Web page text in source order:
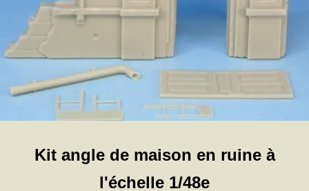
Kit angle de maison en ruine à
l'échelle 1/48e